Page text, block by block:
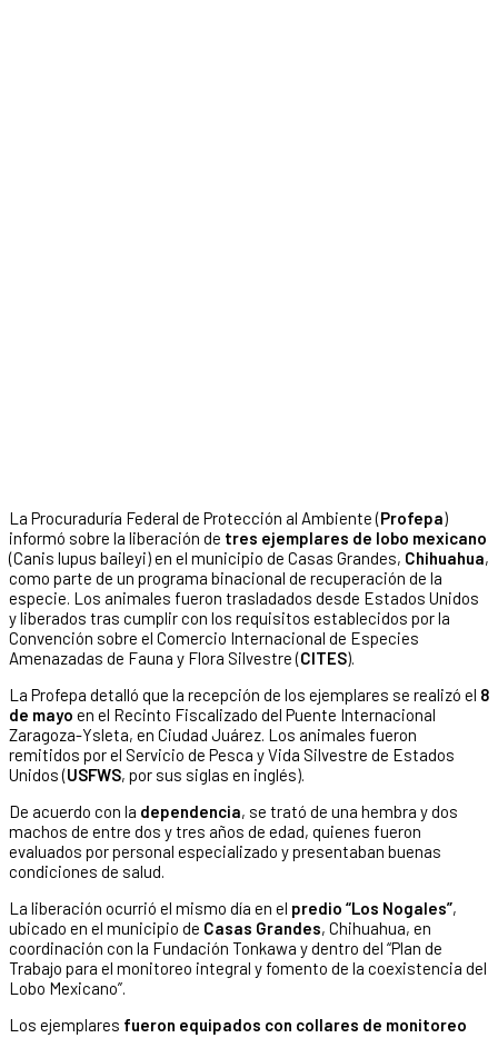
La Procuraduría Federal de Protección al Ambiente (Profepa)
informó sobre la liberación de tres ejemplares de lobo mexicano
(Canis lupus baileyi) en el municipio de Casas Grandes, Chihuahua,
como parte de un programa binacional de recuperación de la
especie. Los animales fueron trasladados desde Estados Unidos
y liberados tras cumplir con los requisitos establecidos por la
Convención sobre el Comercio Internacional de Especies
Amenazadas de Fauna y Flora Silvestre (CITES).
La Profepa detalló que la recepción de los ejemplares se realizó el 8
de mayo en el Recinto Fiscalizado del Puente Internacional
Zaragoza-Ysleta, en Ciudad Juárez. Los animales fueron
remitidos por el Servicio de Pesca y Vida Silvestre de Estados
Unidos (USFWS, por sus siglas en inglés).
De acuerdo con la dependencia, se trató de una hembra y dos
machos de entre dos y tres años de edad, quienes fueron
evaluados por personal especializado y presentaban buenas
condiciones de salud.
La liberación ocurrió el mismo día en el predio “Los Nogales”,
ubicado en el municipio de Casas Grandes, Chihuahua, en
coordinación con la Fundación Tonkawa y dentro del “Plan de
Trabajo para el monitoreo integral y fomento de la coexistencia del
Lobo Mexicano”.
Los ejemplares fueron equipados con collares de monitoreo